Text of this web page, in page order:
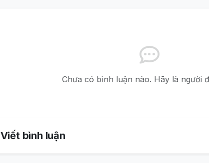
Chưa có bình luận nào. Hãy là người
Viết bình luận